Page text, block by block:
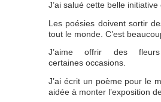
J’ai salué cette belle
Les poésies doivent sortir
tout le monde. C’est
J’aime offrir des
certaines occasions.
J’ai écrit un poème pour le
aidée à monter l’exposition